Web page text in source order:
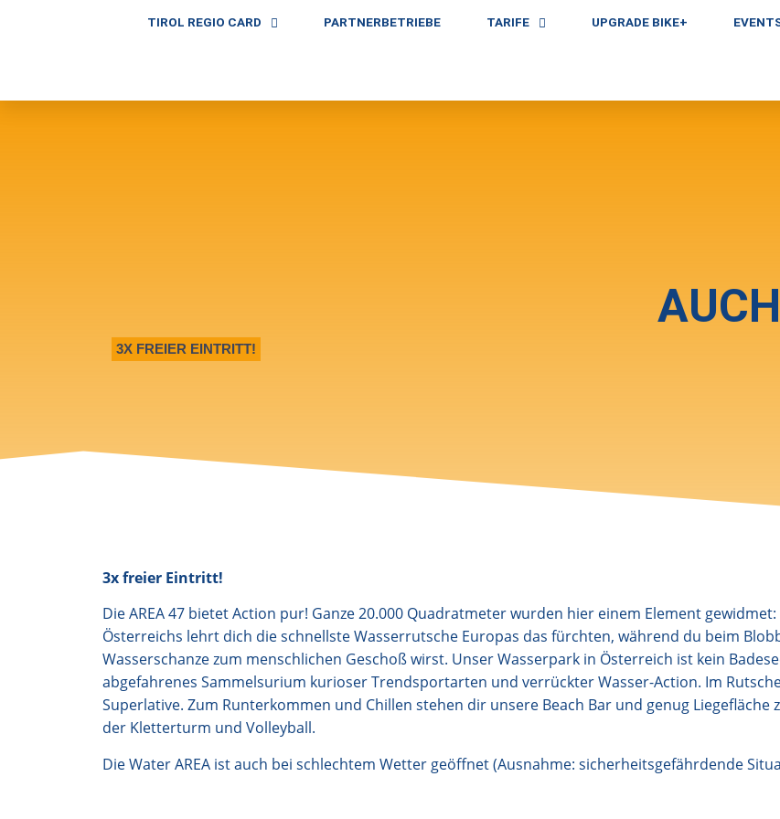
TIROL REGIO CARD PARTNERBETRIEBE TARIFE UPGRADE BIKE+
3X FREIER EINTRITT!
3x freier Eintritt!
Die AREA 47 bietet Action pur! Ganze 20.000 Quadratmeter wurden hier einem Element
Österreichs lehrt dich die schnellste Wasserrutsche Europas das fürchten, während du beim
Wasserschanze zum menschlichen Geschoß wirst. Unser Wasserpark in Österreich ist kein
abgefahrenes Sammelsurium kurioser Trendsportarten und verrückter Wasser-Action. Im
Superlative. Zum Runterkommen und Chillen stehen dir unsere Beach Bar und genug Liegefläche
der Kletterturm und Volleyball.
Die Water AREA ist auch bei schlechtem Wetter geöffnet (Ausnahme: sicherheitsgefährdende